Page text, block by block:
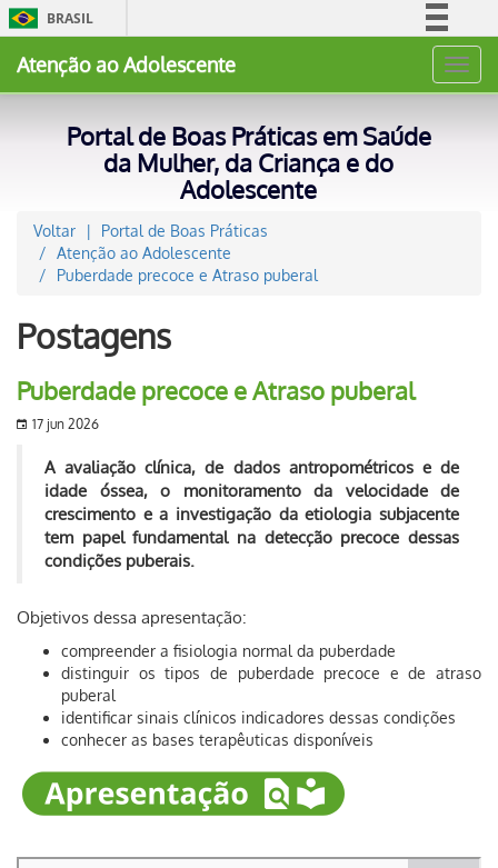
BRASIL
Acesso à informação
Atenção ao Adolescente
Portal de Boas Práticas em Saúde
da Mulher, da Criança e do
Adolescente
Voltar
Portal de Boas Práticas
Atenção ao Adolescente
Puberdade precoce e Atraso puberal
Postagens
Puberdade precoce e Atraso puberal
17 jun 2026
A avaliação clínica, de dados antropométricos e de
idade óssea, o monitoramento da velocidade de
crescimento e a investigação da etiologia subjacente
tem papel fundamental na detecção precoce dessas
condições puberais.
Objetivos dessa apresentação:
compreender a fisiologia normal da puberdade
distinguir os tipos de puberdade precoce e de atraso
puberal
identificar sinais clínicos indicadores dessas condições
conhecer as bases terapêuticas disponíveis